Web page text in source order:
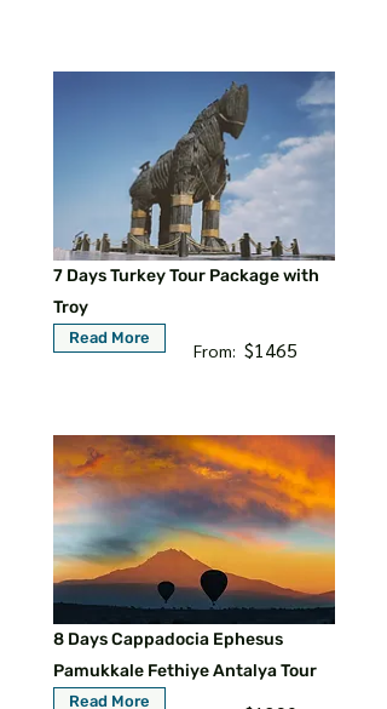
7 Days Turkey Tour Package with
Troy
Read More
From: $1465
8 Days Cappadocia Ephesus
Pamukkale Fethiye Antalya Tour
Read More